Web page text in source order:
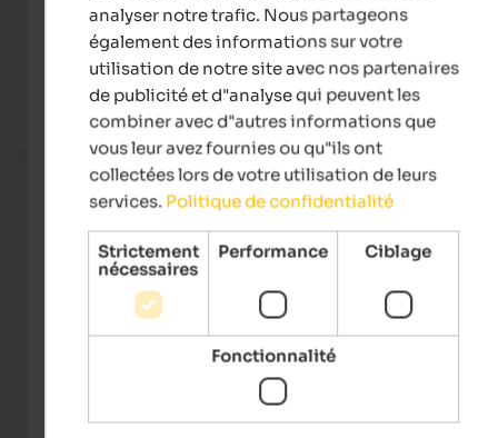
Fitness room
analyser notre trafic. Nous partageons
également des informations sur votre
utilisation de notre site avec nos partenaires
de publicité et d"analyse qui peuvent les
combiner avec d"autres informations que
vous leur avez fournies ou qu"ils ont
collectées lors de votre utilisation de leurs
services. Politique de confidentialité
Strictement
nécessaires
Performance Ciblage
Fonctionnalité